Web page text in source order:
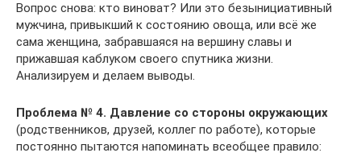
Вопрос снова: кто виноват? Или это безынициативный
мужчина, привыкший к состоянию овоща, или всё же
сама женщина, забравшаяся на вершину славы и
прижавшая каблуком своего спутника жизни.
Анализируем и делаем выводы.
Проблема № 4. Давление со стороны окружающих
(родственников, друзей, коллег по работе), которые
постоянно пытаются напоминать всеобщее правило: